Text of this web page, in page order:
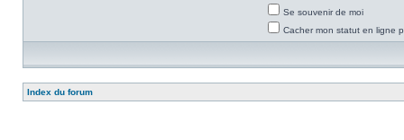
Se souvenir de moi
Cacher mon statut en ligne
Index du forum